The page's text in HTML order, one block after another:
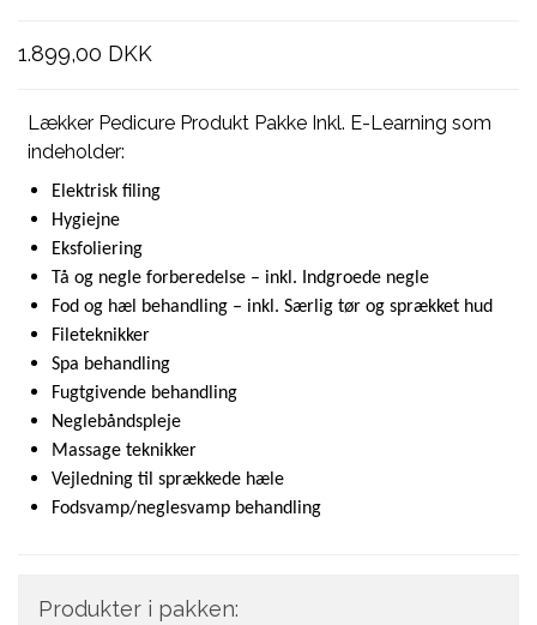
1.899,00 DKK
Lækker Pedicure Produkt Pakke Inkl. E-Learning som
indeholder:
Elektrisk filing
Hygiejne
Eksfoliering
Tå og negle forberedelse – inkl. Indgroede negle
Fod og hæl behandling – inkl. Særlig tør og sprækket hud
Fileteknikker
Spa behandling
Fugtgivende behandling
Neglebåndspleje
Massage teknikker
Vejledning til sprækkede hæle
Fodsvamp/neglesvamp behandling
Produkter i pakken: